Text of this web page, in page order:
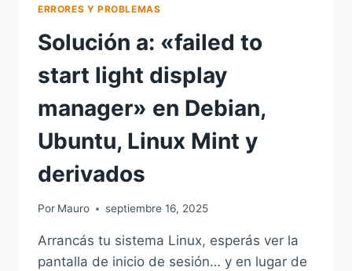
ERRORES Y PROBLEMAS
Solución a: «failed to
start light display
manager» en Debian,
Ubuntu, Linux Mint y
derivados
Por Mauro septiembre 16, 2025
Arrancás tu sistema Linux, esperás ver la
pantalla de inicio de sesión… y en lugar de